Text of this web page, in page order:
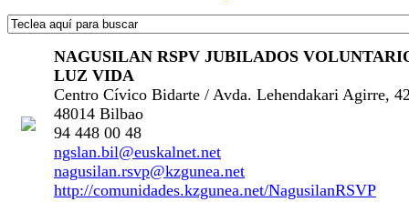
NAGUSILAN RSPV JUBILADOS
LUZ VIDA
Centro Cívico Bidarte / Avda. Lehendakari Agirre,
48014 Bilbao
94 448 00 48
ngslan.bil@euskalnet.net
nagusilan.rsvp@kzgunea.net
http://comunidades.kzgunea.net/NagusilanRSVP